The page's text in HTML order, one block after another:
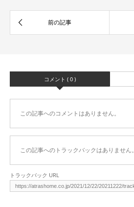
コメント ( 0 )
この記事へのコメントはありません。
この記事へのトラックバックはありません。
トラックバック URL